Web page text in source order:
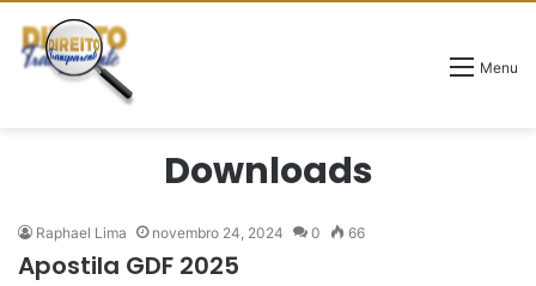
Menu
Downloads
Raphael Lima novembro 24, 2024 0 66
Apostila GDF 2025